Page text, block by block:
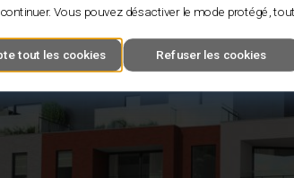
continuer. Vous pouvez désactiver le mode protégé,
tout les cookies Refuser les cookies